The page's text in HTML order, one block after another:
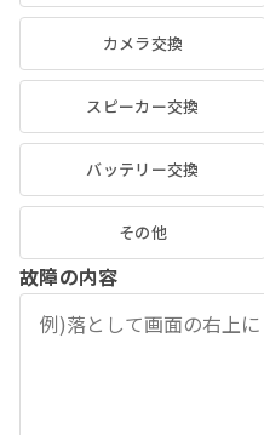
カメラ交換
スピーカー交換
バッテリー交換
その他
故障の内容